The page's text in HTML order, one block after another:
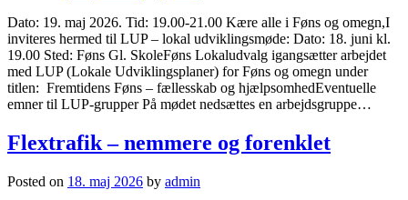
Dato: 19. maj 2026. Tid: 19.00-21.00 Kære alle i Føns og omegn,I
inviteres hermed til LUP – lokal udviklingsmøde: Dato: 18. juni kl.
19.00 Sted: Føns Gl. SkoleFøns Lokaludvalg igangsætter arbejdet
med LUP (Lokale Udviklingsplaner) for Føns og omegn under
titlen: Fremtidens Føns – fællesskab og hjælpsomhedEventuelle
emner til LUP-grupper På mødet nedsættes en arbejdsgruppe…
Flextrafik – nemmere og forenklet
Posted on 18. maj 2026 by admin